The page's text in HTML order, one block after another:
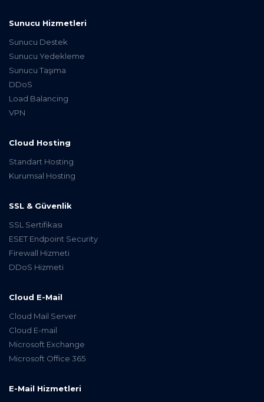
Sunucu Hizmetleri
Sunucu Destek
Sunucu Yedekleme
Sunucu Taşıma
DDoS
Load Balancing
VPN
Cloud Hosting
Standart Hosting
Kurumsal Hosting
SSL & Güvenlik
SSL Sertifikası
ESET Endpoint Security
Firewall Hizmeti
DDoS Hizmeti
Cloud E-Mail
Cloud Mail Server
Cloud E-mail
Microsoft Exchange
Microsoft Office 365
E-Mail Hizmetleri